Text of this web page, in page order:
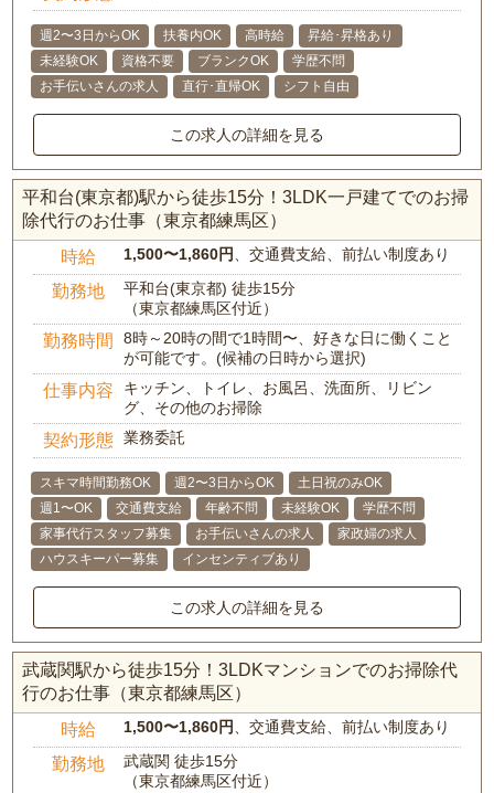
週2〜3日からOK 扶養内OK 高時給
昇給･昇格あり
未経験OK
資格不要 ブランクOK
学歴不問
お手伝いさんの求人
直行･直帰OK シフト自由
この求人の詳細を見る
平和台(東京都)駅から徒歩15分！3LDK一戸建てでのお掃
除代行のお仕事（東京都練馬区）
時給 1,500〜1,860円 、交通費支給、前払い制度あり
勤務地
平和台(東京都) 徒歩15分
（東京都練馬区付近）
勤務時間
8時～20時の間で1時間〜、好きな日に働くこと
が可能です。(候補の日時から選択)
仕事内容
キッチン、トイレ、お風呂、洗面所、リビン
グ、その他のお掃除
契約形態 業務委託
スキマ時間勤務OK 週2〜3日からOK
土日祝のみOK
週1〜OK
交通費支給 年齢不問 未経験OK
学歴不問
家事代行スタッフ募集
お手伝いさんの求人
家政婦の求人
ハウスキーパー募集
インセンティブあり
この求人の詳細を見る
武蔵関駅から徒歩15分！3LDKマンションでのお掃除代
行のお仕事（東京都練馬区）
時給 1,500〜1,860円 、交通費支給、前払い制度あり
勤務地
武蔵関 徒歩15分
（東京都練馬区付近）